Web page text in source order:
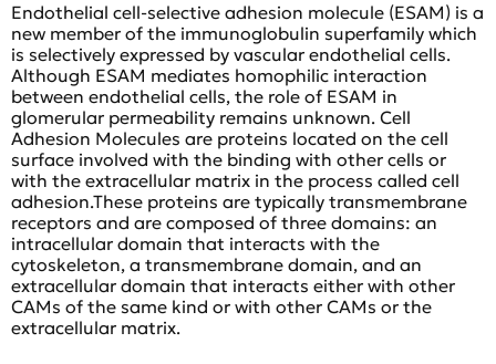
Endothelial cell-selective adhesion molecule (ESAM) is a
new member of the immunoglobulin superfamily which
is selectively expressed by vascular endothelial cells.
Although ESAM mediates homophilic interaction
between endothelial cells, the role of ESAM in
glomerular permeability remains unknown. Cell
Adhesion Molecules are proteins located on the cell
surface involved with the binding with other cells or
with the extracellular matrix in the process called cell
adhesion.These proteins are typically transmembrane
receptors and are composed of three domains: an
intracellular domain that interacts with the
cytoskeleton, a transmembrane domain, and an
extracellular domain that interacts either with other
CAMs of the same kind or with other CAMs or the
extracellular matrix.